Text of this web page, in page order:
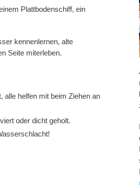
Plattbodenschiff, ein
kennenlernen, alte
Seite miterleben.
alle helfen mit beim Ziehen an
oder dicht geholt.